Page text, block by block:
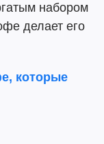
набором
делает его
которые